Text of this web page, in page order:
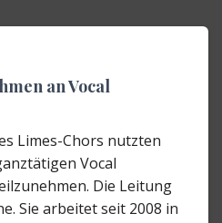
an Vocal
Limes-Chors nutzten
Vocal
Die Leitung
Sie arbeitet seit 2008 in